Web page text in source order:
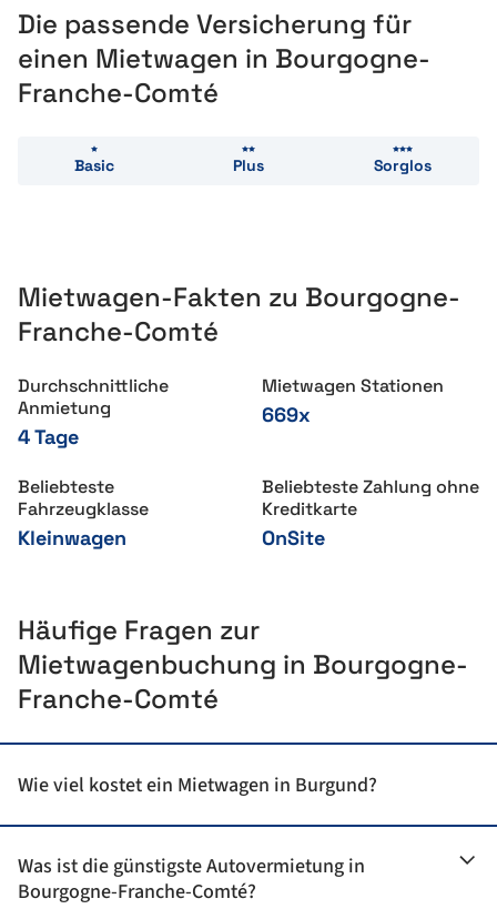
Die passende Versicherung für
einen Mietwagen in Bourgogne-
Franche-Comté
Basic Plus Sorglos
Mietwagen-Fakten zu Bourgogne-
Franche-Comté
Durchschnittliche
Anmietung
4 Tage
Mietwagen Stationen
669x
Beliebteste
Fahrzeugklasse
Kleinwagen
Beliebteste Zahlung ohne
Kreditkarte
OnSite
Häufige Fragen zur
Mietwagenbuchung in Bourgogne-
Franche-Comté
Wie viel kostet ein Mietwagen in Burgund?
Mietwagen in Bourgogne anmieten
Mietwagen anmieten in
Burgund
Was ist die günstigste Autovermietung in
Bourgogne-Franche-Comté?